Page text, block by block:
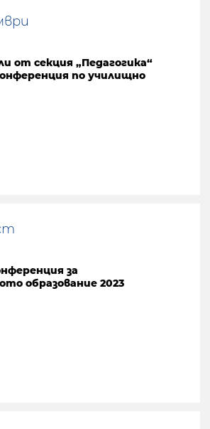
от секция „Педагогика“
по училищно
за
образование 2023